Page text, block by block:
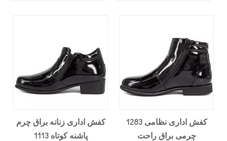
کفش اداری نظامی 1283
چرمی براق راحت
کفش اداری زنانه براق چرم
پاشنه کوتاه 1113